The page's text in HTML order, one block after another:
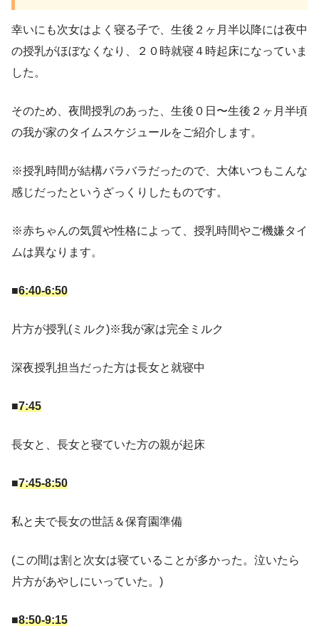
幸いにも次女はよく寝る子で、生後２ヶ月半以降には夜中
の授乳がほぼなくなり、２０時就寝４時起床になっていま
した。
そのため、夜間授乳のあった、生後０日〜生後２ヶ月半頃
の我が家のタイムスケジュールをご紹介します。
※授乳時間が結構バラバラだったので、大体いつもこんな
感じだったというざっくりしたものです。
※赤ちゃんの気質や性格によって、授乳時間やご機嫌タイ
ムは異なります。
■6:40-6:50
片方が授乳(ミルク)※我が家は完全ミルク
深夜授乳担当だった方は長女と就寝中
■7:45
長女と、長女と寝ていた方の親が起床
■7:45-8:50
私と夫で長女の世話＆保育園準備
(この間は割と次女は寝ていることが多かった。泣いたら
片方があやしにいっていた。)
■8:50-9:15